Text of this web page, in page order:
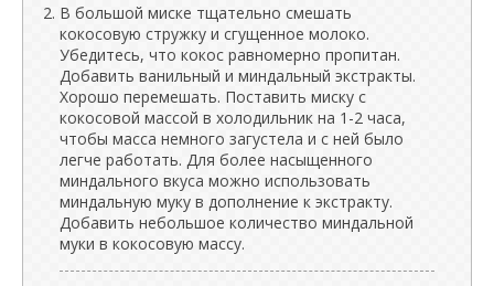
В большой миске тщательно смешать
кокосовую стружку и сгущенное молоко.
Убедитесь, что кокос равномерно пропитан.
Добавить ванильный и миндальный экстракты.
Хорошо перемешать. Поставить миску с
кокосовой массой в холодильник на 1-2 часа,
чтобы масса немного загустела и с ней было
легче работать. Для более насыщенного
миндального вкуса можно использовать
миндальную муку в дополнение к экстракту.
Добавить небольшое количество миндальной
муки в кокосовую массу.